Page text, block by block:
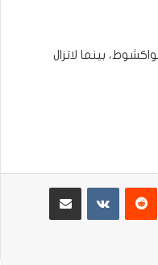
بينما لاتزال
مشاركة عبر البريد